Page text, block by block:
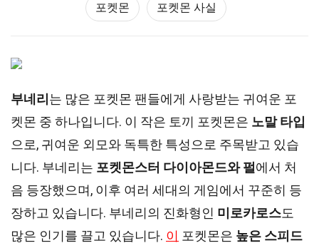
포켓몬 포켓몬 사실
부네리 는 많은 포켓몬 팬들에게 사랑받는 귀여운 포
켓몬 중 하나입니다. 이 작은 토끼 포켓몬은 노말 타입
으로, 귀여운 외모와 독특한 특성으로 주목받고 있습
니다. 부네리는 포켓몬스터 다이아몬드와 펄 에서 처
음 등장했으며, 이후 여러 세대의 게임에서 꾸준히 등
장하고 있습니다. 부네리의 진화형인 미로카로스도
많은 인기를 끌고 있습니다. 이 포켓몬은 높은 스피드